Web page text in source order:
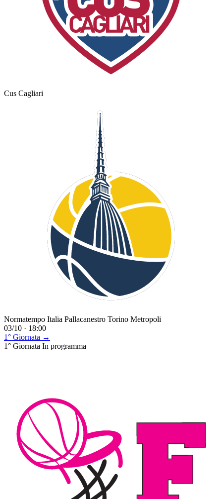
Cus Cagliari
Normatempo Italia Pallacanestro Torino Metropoli
03/10 · 18:00
1° Giornata →
1° Giornata In programma